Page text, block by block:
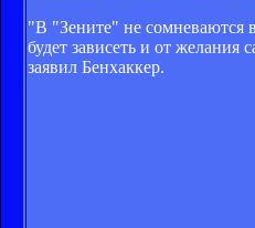
"В "Зените" не сомневаются
будет зависеть и от
заявил Бенхаккер.